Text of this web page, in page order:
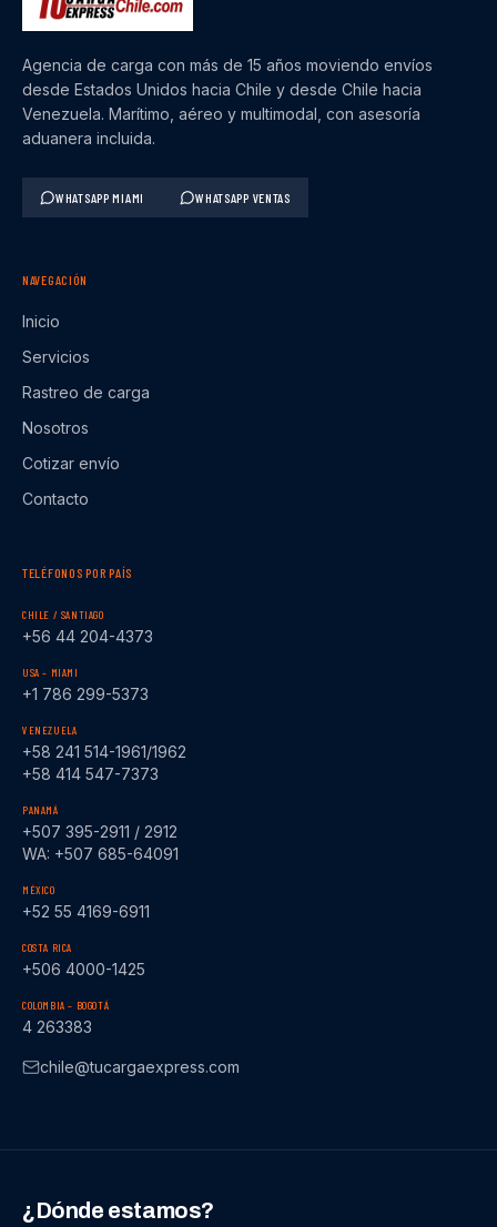
Agencia de carga con más de 15 años moviendo envíos
desde Estados Unidos hacia Chile y desde Chile hacia
Venezuela. Marítimo, aéreo y multimodal, con asesoría
aduanera incluida.
WHATSAPP MIAMI WHATSAPP VENTAS
NAVEGACIÓN
Inicio
Servicios
Rastreo de carga
Nosotros
Cotizar envío
Contacto
TELÉFONOS POR PAÍS
CHILE / SANTIAGO
+56 44 204-4373
USA – MIAMI
+1 786 299-5373
VENEZUELA
+58 241 514-1961/1962
+58 414 547-7373
PANAMÁ
+507 395-2911 / 2912
WA: +507 685-64091
MÉXICO
+52 55 4169-6911
COSTA RICA
+506 4000-1425
COLOMBIA – BOGOTÁ
4 263383
chile@tucargaexpress.com
¿Dónde estamos?